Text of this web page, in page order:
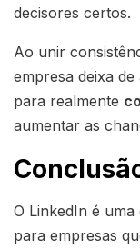
decisores certos.
Ao unir
empresa deixa
para realmente
aumentar as
O LinkedIn é
para empresas